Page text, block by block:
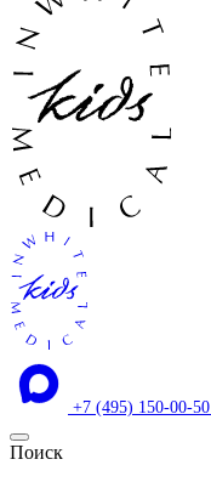
+7 (495) 150-00-50
Поиск